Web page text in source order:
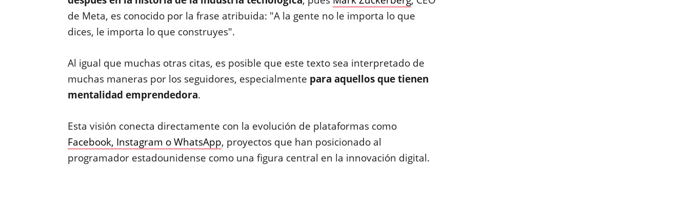
de Meta, es conocido por la frase atribuida: "A la gente no le importa lo que
dices, le importa lo que construyes".
Al igual que muchas otras citas, es posible que este texto sea interpretado de
muchas maneras por los seguidores, especialmente para aquellos que tienen
mentalidad emprendedora.
Esta visión conecta directamente con la evolución de plataformas como
Facebook, Instagram o WhatsApp, proyectos que han posicionado al
programador estadounidense como una figura central en la innovación digital.